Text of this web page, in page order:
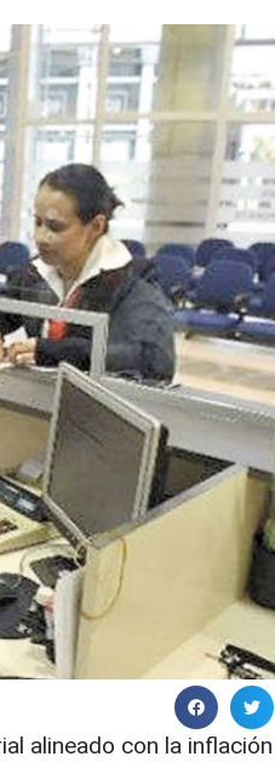
alineado con la